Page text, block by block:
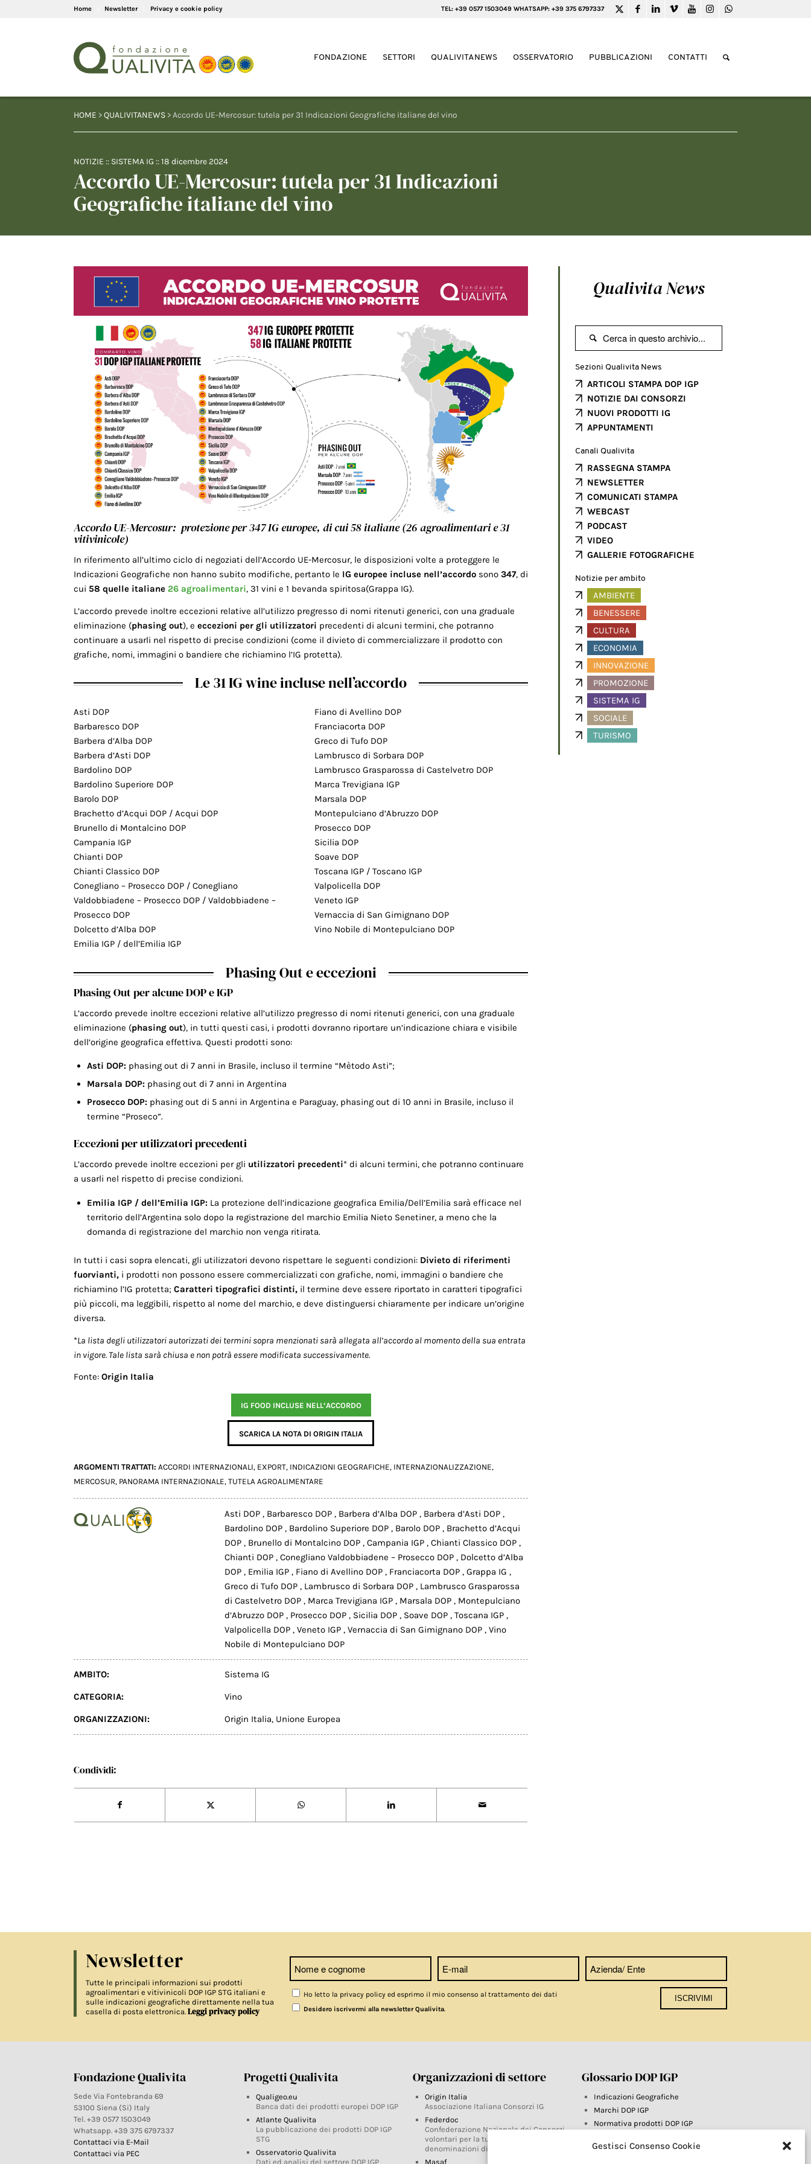
Gestisci Consenso Cookie
Home Newsletter Privacy e cookie policy TEL: +39 0577 1503049 WHATSAPP: +39 375 6797337
FONDAZIONE SETTORI QUALIVITANEWS OSSERVATORIO PUBBLICAZIONI CONTATTI
HOME >QUALIVITANEWS > Accordo UE-Mercosur: tutela per 31 Indicazioni Geografiche italiane del vino
NOTIZIE :: SISTEMA IG ::18 dicembre 2024
Accordo UE-Mercosur: tutela per 31 Indicazioni
Geografiche italiane del vino
Accordo UE-Mercosur: protezione per 347 IG europee, di cui 58 italiane (26 agroalimentari e 31
vitivinicole)
In riferimento all’ultimo ciclo di negoziati dell’Accordo UE-Mercosur, le disposizioni volte a proteggere le
Indicazioni Geografiche non hanno subito modifiche, pertanto le IG europee incluse nell’accordo sono 347, di
cui 58 quelle italiane 26 agroalimentari, 31 vini e 1 bevanda spiritosa(Grappa IG).
L’accordo prevede inoltre eccezioni relative all’utilizzo pregresso di nomi ritenuti generici, con una graduale
eliminazione (phasing out), e eccezioni per gli utilizzatori precedenti di alcuni termini, che potranno
continuare a usarli nel rispetto di precise condizioni (come il divieto di commercializzare il prodotto con
grafiche, nomi, immagini o bandiere che richiamino l’IG protetta).
Le 31 IG wine incluse nell’accordo
Asti DOP
Barbaresco DOP
Barbera d’Alba DOP
Barbera d’Asti DOP
Bardolino DOP
Bardolino Superiore DOP
Barolo DOP
Brachetto d’Acqui DOP / Acqui DOP
Brunello di Montalcino DOP
Campania IGP
Chianti DOP
Chianti Classico DOP
Conegliano – Prosecco DOP / Conegliano
Valdobbiadene – Prosecco DOP / Valdobbiadene –
Prosecco DOP
Dolcetto d’Alba DOP
Emilia IGP / dell’Emilia IGP
Fiano di Avellino DOP
Franciacorta DOP
Greco di Tufo DOP
Lambrusco di Sorbara DOP
Lambrusco Grasparossa di Castelvetro DOP
Marca Trevigiana IGP
Marsala DOP
Montepulciano d’Abruzzo DOP
Prosecco DOP
Sicilia DOP
Soave DOP
Toscana IGP / Toscano IGP
Valpolicella DOP
Veneto IGP
Vernaccia di San Gimignano DOP
Vino Nobile di Montepulciano DOP
Phasing Out e eccezioni
Phasing Out per alcune DOP e IGP
L’accordo prevede inoltre eccezioni relative all’utilizzo pregresso di nomi ritenuti generici, con una graduale
eliminazione (phasing out), in tutti questi casi, i prodotti dovranno riportare un’indicazione chiara e visibile
dell’origine geografica effettiva. Questi prodotti sono:
Asti DOP: phasing out di 7 anni in Brasile, incluso il termine “Mètodo Asti”;
Marsala DOP: phasing out di 7 anni in Argentina
Prosecco DOP: phasing out di 5 anni in Argentina e Paraguay, phasing out di 10 anni in Brasile, incluso il
termine “Proseco”.
Eccezioni per utilizzatori precedenti
L’accordo prevede inoltre eccezioni per gli utilizzatori precedenti* di alcuni termini, che potranno continuare
a usarli nel rispetto di precise condizioni.
Emilia IGP / dell’Emilia IGP: La protezione dell’indicazione geografica Emilia/Dell’Emilia sarà efficace nel
territorio dell’Argentina solo dopo la registrazione del marchio Emilia Nieto Senetiner, a meno che la
domanda di registrazione del marchio non venga ritirata.
In tutti i casi sopra elencati, gli utilizzatori devono rispettare le seguenti condizioni: Divieto di riferimenti
fuorvianti, i prodotti non possono essere commercializzati con grafiche, nomi, immagini o bandiere che
richiamino l’IG protetta; Caratteri tipografici distinti, il termine deve essere riportato in caratteri tipografici
più piccoli, ma leggibili, rispetto al nome del marchio, e deve distinguersi chiaramente per indicare un’origine
diversa.
*La lista degli utilizzatori autorizzati dei termini sopra menzionati sarà allegata all’accordo al momento della sua entrata
in vigore. Tale lista sarà chiusa e non potrà essere modificata successivamente.
Fonte: Origin Italia
IG FOOD INCLUSE NELL’ACCORDO
SCARICA LA NOTA DI ORIGIN ITALIA
ARGOMENTI TRATTATI: ACCORDI INTERNAZIONALI, EXPORT, INDICAZIONI GEOGRAFICHE, INTERNAZIONALIZZAZIONE,
MERCOSUR, PANORAMA INTERNAZIONALE, TUTELA AGROALIMENTARE
Asti DOP , Barbaresco DOP , Barbera d’Alba DOP , Barbera d’Asti DOP ,
Bardolino DOP , Bardolino Superiore DOP , Barolo DOP , Brachetto d’Acqui
DOP , Brunello di Montalcino DOP , Campania IGP , Chianti Classico DOP ,
Chianti DOP , Conegliano Valdobbiadene – Prosecco DOP , Dolcetto d’Alba
DOP , Emilia IGP , Fiano di Avellino DOP , Franciacorta DOP , Grappa IG ,
Greco di Tufo DOP , Lambrusco di Sorbara DOP , Lambrusco Grasparossa
di Castelvetro DOP , Marca Trevigiana IGP , Marsala DOP , Montepulciano
d’Abruzzo DOP , Prosecco DOP , Sicilia DOP , Soave DOP , Toscana IGP ,
Valpolicella DOP , Veneto IGP , Vernaccia di San Gimignano DOP , Vino
Nobile di Montepulciano DOP
AMBITO: Sistema IG
CATEGORIA: Vino
ORGANIZZAZIONI: Origin Italia, Unione Europea
Condividi:
Qualivita News

Sezioni Qualivita News
ARTICOLI STAMPA DOP IGP
NOTIZIE DAI CONSORZI
NUOVI PRODOTTI IG
APPUNTAMENTI
Canali Qualivita
RASSEGNA STAMPA
NEWSLETTER
COMUNICATI STAMPA
WEBCAST
PODCAST
VIDEO
GALLERIE FOTOGRAFICHE
Notizie per ambito
AMBIENTE
BENESSERE
CULTURA
ECONOMIA
INNOVAZIONE
PROMOZIONE
SISTEMA IG
SOCIALE
TURISMO
Newsletter
Tutte le principali informazioni sui prodotti
agroalimentari e vitivinicoli DOP IGP STG italiani e
sulle indicazioni geografiche direttamente nella tua
casella di posta elettronica. Leggi privacy policy
Ho letto la privacy policy ed esprimo il mio consenso al trattamento dei dati
Desidero iscrivermi alla newsletter Qualivita
Fondazione Qualivita
Sede Via Fontebranda 69
53100 Siena (Si) Italy
Tel. +39 0577 1503049
Whatsapp. +39 375 6797337
Contattaci via E-Mail
Contattaci via PEC
Progetti Qualivita
Qualigeo.eu
Banca dati dei prodotti europei DOP IGP
Atlante Qualivita
La pubblicazione dei prodotti DOP IGP
STG
Osservatorio Qualivita
Dati ed analisi del settore DOP IGP
Organizzazioni di settore
Origin Italia
Associazione Italiana Consorzi IG
Federdoc
Confederazione Nazionale dei Consorzi
volontari per la tutela delle
denominazioni di origine
Masaf
Glossario DOP IGP
Indicazioni Geografiche
Marchi DOP IGP
Normativa prodotti DOP IGP
Farm To Fork e prodotti DOP IGP